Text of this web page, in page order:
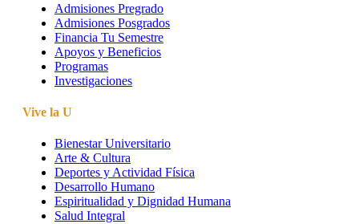
Admisiones Pregrado
Admisiones Posgrados
Financia Tu Semestre
Apoyos y Beneficios
Programas
Investigaciones
Vive la U
Bienestar Universitario
Arte & Cultura
Deportes y Actividad Física
Desarrollo Humano
Espiritualidad y Dignidad Humana
Salud Integral